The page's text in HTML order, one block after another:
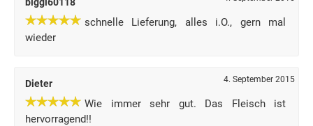
schnelle Lieferung, alles i.O., gern mal
wieder
Dieter 4. September 2015
Wie immer sehr gut. Das Fleisch ist
hervorragend!!